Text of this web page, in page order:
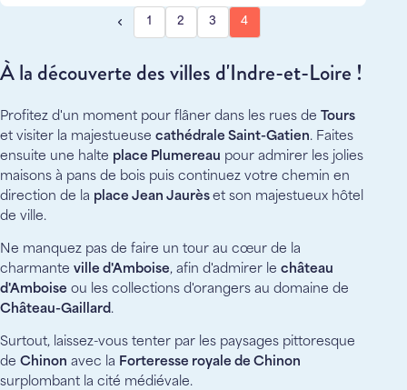
1 2 3 4
À la découverte des villes d'Indre-et-Loire !
Profitez d'un moment pour flâner dans les rues de
Tours
et visiter la majestueuse cathédrale Saint-Gatien. Faites
ensuite une halte place Plumereau pour admirer les jolies
maisons à pans de bois puis continuez votre chemin en
direction de la place Jean Jaurès et son majestueux hôtel
de ville.
Ne manquez pas de faire un tour au cœur de la
charmante ville d'Amboise, afin d'admirer le château
d'Amboise ou les collections d'orangers au domaine de
Château-Gaillard.
Surtout, laissez-vous tenter par les paysages pittoresque
de Chinon avec la Forteresse royale de Chinon
surplombant la cité médiévale.